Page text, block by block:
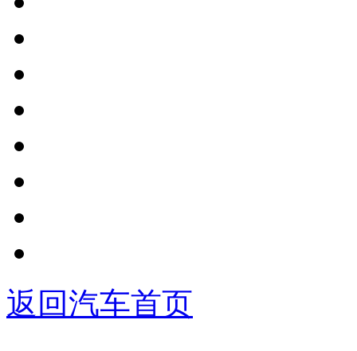
返回汽车首页